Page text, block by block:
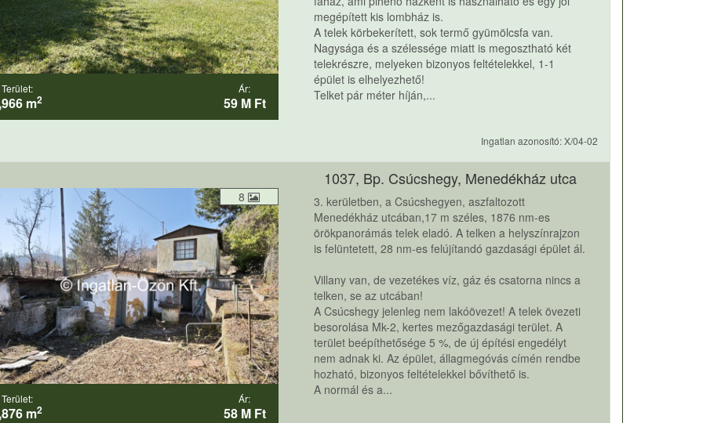
Terület:
m2
Ár:
59 M Ft
megépített kis lombház is.
A telek körbekerített, sok termő gyümölcsfa van.
Nagysága és a szélessége miatt is megosztható két
telekrészre, melyeken bizonyos feltételekkel, 1-1
épület is elhelyezhető!
Telket pár méter híján,...
Ingatlan azonosító: X/04-02
8
Terület:
m2
Ár:
58 M Ft
1037, Bp. Csúcshegy, Menedékház utca
3. kerületben, a Csúcshegyen, aszfaltozott
Menedékház utcában,17 m széles, 1876 nm-es
örökpanorámás telek eladó. A telken a helyszínrajzon
is felüntetett, 28 nm-es felújítandó gazdasági épület ál.
Villany van, de vezetékes víz, gáz és csatorna nincs a
telken, se az utcában!
A Csúcshegy jelenleg nem lakóövezet! A telek övezeti
besorolása Mk-2, kertes mezőgazdasági terület. A
terület beépíthetősége 5 %, de új építési engedélyt
nem adnak ki. Az épület, állagmegóvás címén rendbe
hozható, bizonyos feltételekkel bővíthető is.
A normál és a...